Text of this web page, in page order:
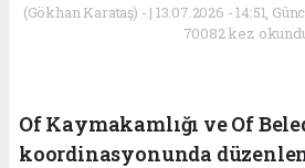
(Gökhan Karataş) - | 13.07.2026 - 14:51,
70082 kez
Of Kaymakamlığı ve Of
koordinasyonunda